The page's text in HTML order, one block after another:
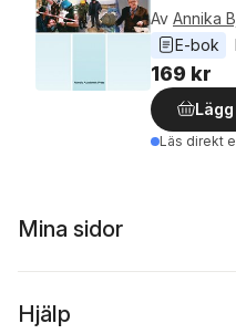
Av Annika
E-bok
169 kr
Läs direkt
Mina sidor
Hjälp